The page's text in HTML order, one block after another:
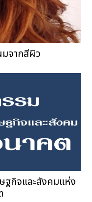
มจากสีผิว
ฐกิจและสังคมแห่ง